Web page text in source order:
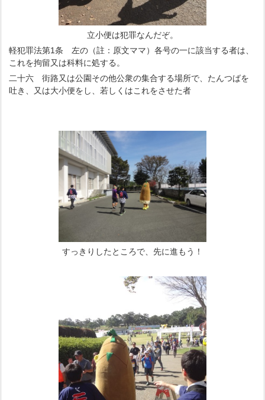
立小便は犯罪なんだぞ。
軽犯罪法第1条 左の（註：原文ママ）各号の一に該当する者は、
これを拘留又は科料に処する。
二十六 街路又は公園その他公衆の集合する場所で、たんつばを
吐き、又は大小便をし、若しくはこれをさせた者
すっきりしたところで、先に進もう！